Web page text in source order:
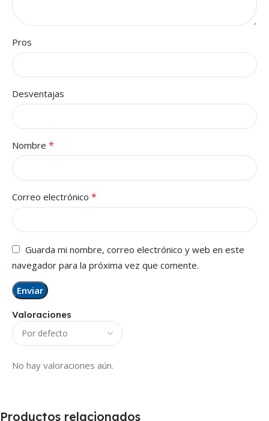
Valoraciones
No hay valoraciones aún.
Pros
Desventajas
Nombre *
Correo electrónico *
Guarda mi nombre, correo electrónico y web en este
navegador para la próxima vez que comente.
Productos relacionados